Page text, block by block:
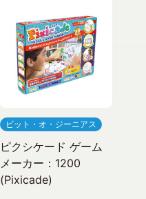
ビット・オ・ジーニアス
ピクシケード ゲーム
メーカー：1200
(Pixicade)